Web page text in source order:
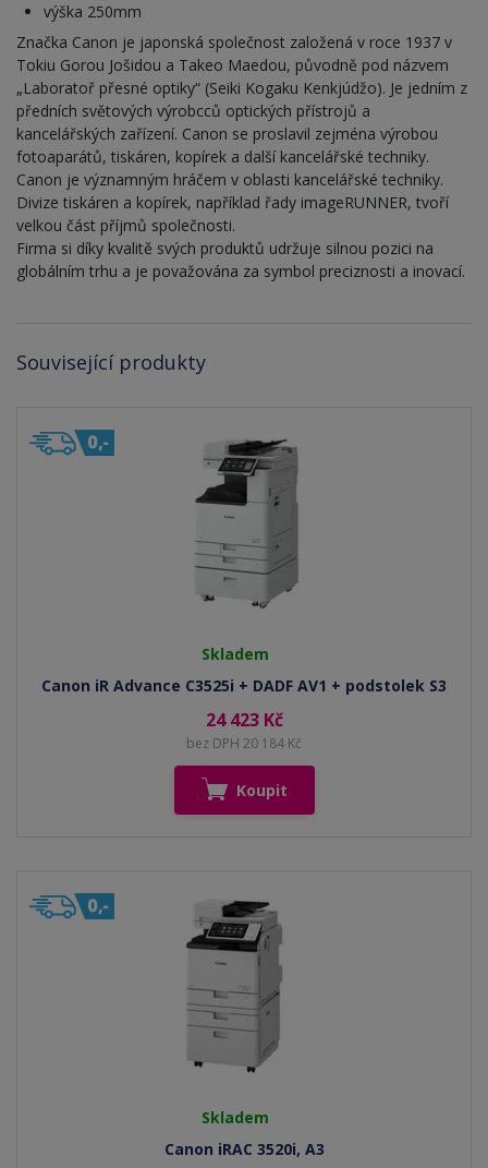
výška 250mm
Značka Canon je japonská společnost založená v roce 1937 v
Tokiu Gorou Jošidou a Takeo Maedou, původně pod názvem
„Laboratoř přesné optiky“ (Seiki Kogaku Kenkjúdžo). Je jedním z
předních světových výrobcců optických přístrojů a
kancelářských zařízení. Canon se proslavil zejména výrobou
fotoaparátů, tiskáren, kopírek a další kancelářské techniky.
Canon je významným hráčem v oblasti kancelářské techniky.
Divize tiskáren a kopírek, například řady imageRUNNER, tvoří
velkou část příjmů společnosti.
Firma si díky kvalitě svých produktů udržuje silnou pozici na
globálním trhu a je považována za symbol preciznosti a inovací.
Související produkty
Skladem
Canon iR Advance C3525i + DADF AV1 + podstolek S3
24 423 Kč
bez DPH 20 184 Kč
Koupit
Skladem
Canon iRAC 3520i, A3